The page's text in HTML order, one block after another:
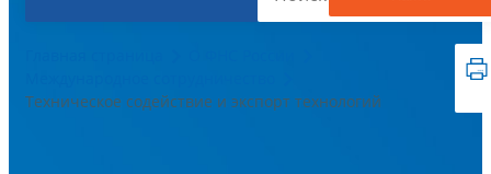
Техническое содействие и экспорт технологий